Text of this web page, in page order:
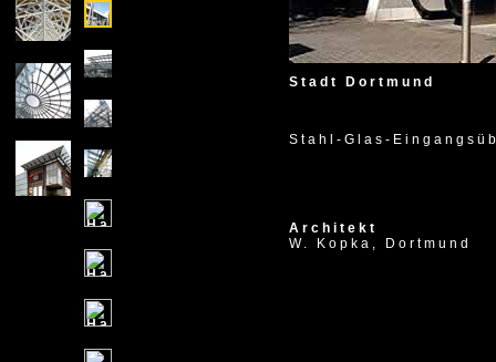
1996
Stadt Dortmund
Stahl-Glas-
Architekt
W. Kopka, Dortmund